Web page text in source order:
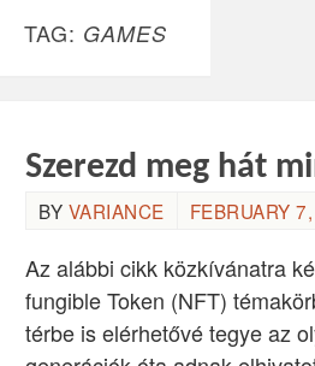
TAG: GAMES
Szerezd meg hát
BY VARIANCE FEBRUARY
Az alábbi cikk közkívánatra
fungible Token (NFT)
térbe is elérhetővé tegye az